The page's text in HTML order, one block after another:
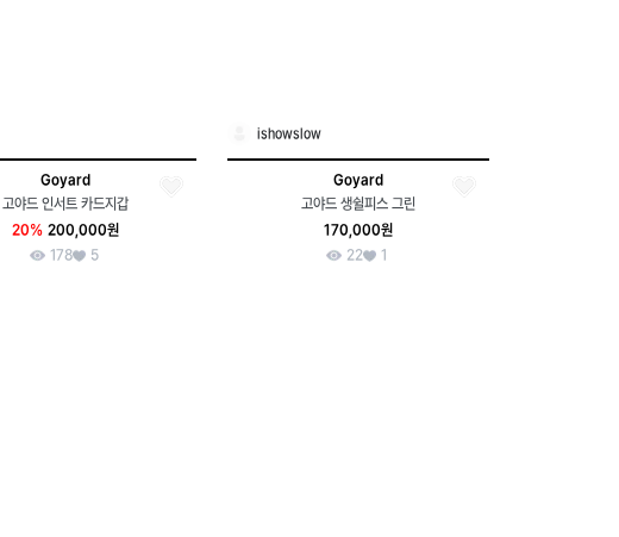
Goyard
고야드 인서트 카드지갑
20% 200,000원
178
5
ishowslow
Goyard
고야드 생쉴피스 그린
170,000원
22
1